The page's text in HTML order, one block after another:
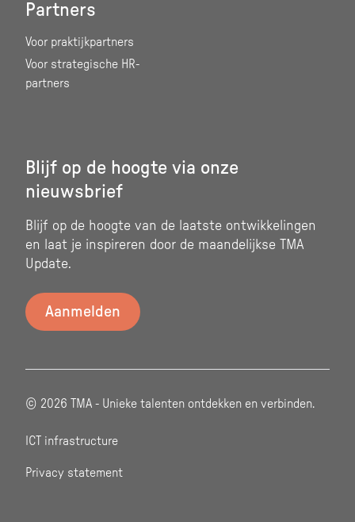
Partners
Voor praktijkpartners
Voor strategische HR-
partners
Blijf op de hoogte via onze
nieuwsbrief
Blijf op de hoogte van de laatste ontwikkelingen
en laat je inspireren door de maandelijkse TMA
Update.
© 2026 TMA - Unieke talenten ontdekken en verbinden.
ICT infrastructure
Privacy statement